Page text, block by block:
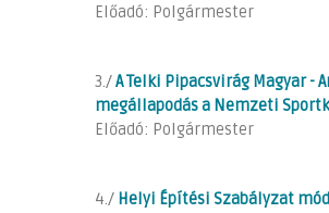
Előadó: Polgármester
3./A Telki Pipacsvirág Magyar
megállapodás a Nemzeti
Előadó: Polgármester
4./ Helyi Építési Szabályzat